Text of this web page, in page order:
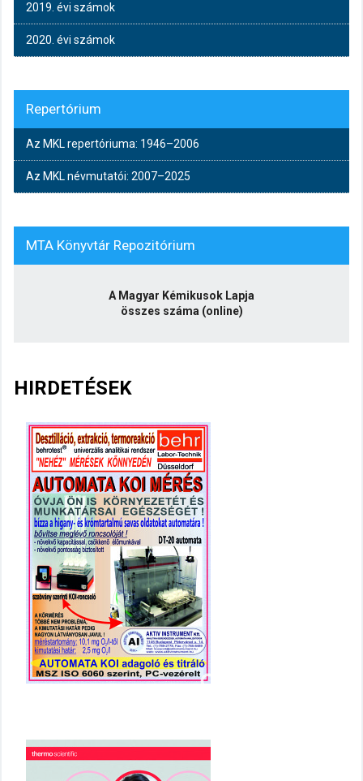
2019. évi számok
2020. évi számok
Repertórium
Az MKL repertóriuma: 1946–2006
Az MKL névmutatói: 2007–2025
MTA Könyvtár Repozitórium
A Magyar Kémikusok Lapja
összes száma (online)
HIRDETÉSEK